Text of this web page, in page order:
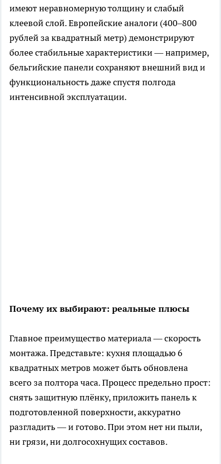
имеют неравномерную толщину и слабый
клеевой слой. Европейские аналоги (400–800
рублей за квадратный метр) демонстрируют
более стабильные характеристики — например,
бельгийские панели сохраняют внешний вид и
функциональность даже спустя полгода
интенсивной эксплуатации.
Почему их выбирают: реальные плюсы
Главное преимущество материала — скорость
монтажа. Представьте: кухня площадью 6
квадратных метров может быть обновлена
всего за полтора часа. Процесс предельно прост:
снять защитную плёнку, приложить панель к
подготовленной поверхности, аккуратно
разгладить — и готово. При этом нет ни пыли,
ни грязи, ни долгосохнущих составов.